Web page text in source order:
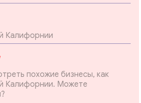
запрос, и мы свяжемся с вами в
ближайшее время.